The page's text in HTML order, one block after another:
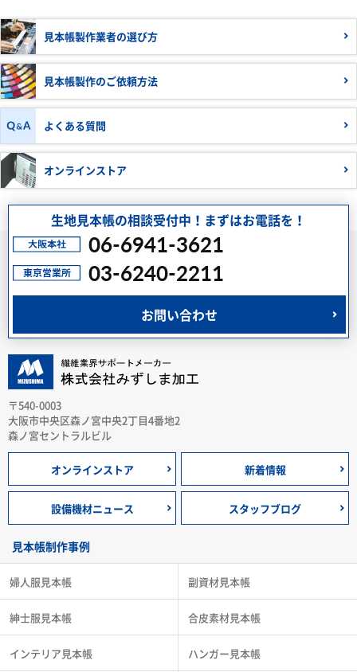
見本帳製作業者の選び方
見本帳製作のご依頼方法
よくある質問
オンラインストア
生地見本帳の相談受付中！まずはお電話を！
06-6941-3621
03-6240-2211
お問い合わせ
〒540-0003
大阪市中央区森ノ宮中央2丁目4番地2
森ノ宮セントラルビル
オンラインストア 新着情報
設備機材ニュース スタッフブログ
見本帳制作事例
婦人服見本帳
紳士服見本帳
インテリア見本帳
副資材見本帳
合皮素材見本帳
ハンガー見本帳